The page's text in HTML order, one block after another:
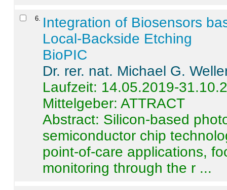
6
Integration of Biosensors
Local-Backside Etching
BioPIC
Dr. rer. nat. Michael G.
Laufzeit: 14.05.2019-
Mittelgeber: ATTRACT
Abstract: Silicon-based
semiconductor chip
point-of-care applications,
monitoring through the r ...